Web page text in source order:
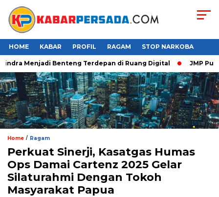
HOME KABAR PROFIL RAGAM STOP NARKOBA
Menjadi Benteng Terdepan di Ruang Digital JMP Puji
Home / Ragam
Perkuat Sinerji, Kasatgas Humas
Ops Damai Cartenz 2025 Gelar
Silaturahmi Dengan Tokoh
Masyarakat Papua